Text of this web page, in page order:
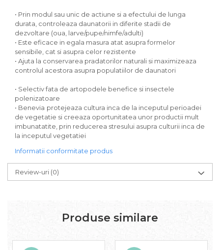
• Prin modul sau unic de actiune si a efectului de lunga
durata, controleaza daunatorii in diferite stadii de
dezvoltare (oua, larve/pupe/nimfe/adulti)
• Este eficace in egala masura atat asupra formelor
sensibile, cat si asupra celor rezistente
• Ajuta la conservarea pradatorilor naturali si maximizeaza
controlul acestora asupra populatiilor de daunatori
• Selectiv fata de artopodele benefice si insectele
polenizatoare
• Benevia protejeaza cultura inca de la inceputul perioadei
de vegetatie si creeaza oportunitatea unor productii mult
imbunatatite, prin reducerea stresului asupra culturii inca de
la inceputul vegetatiei
Informatii conformitate produs
Review-uri (0)
Produse similare